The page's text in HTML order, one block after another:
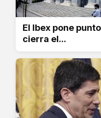
El Ibex pone
cierra el...